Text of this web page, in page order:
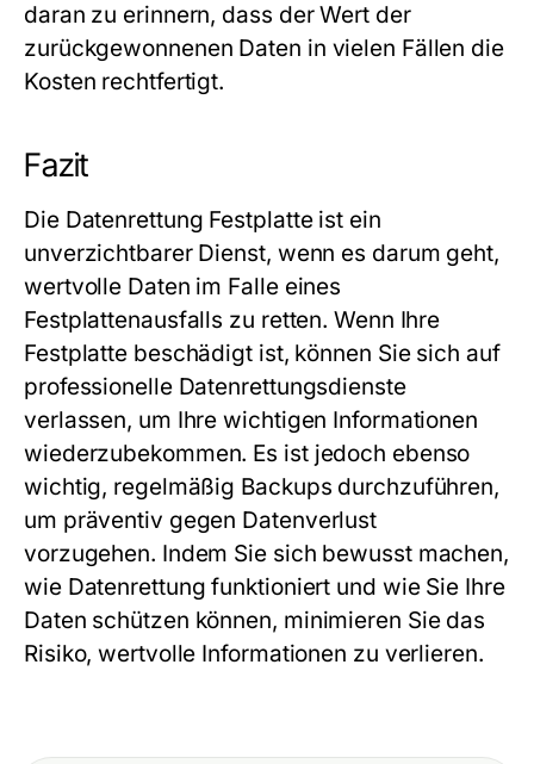
daran zu erinnern, dass der Wert der
zurückgewonnenen Daten in vielen Fällen die
Kosten rechtfertigt.
Fazit
Die Datenrettung Festplatteist ein
unverzichtbarer Dienst, wenn es darum geht,
wertvolle Daten im Falle eines
Festplattenausfalls zu retten. Wenn Ihre
Festplatte beschädigt ist, können Sie sich auf
professionelle Datenrettungsdienste
verlassen, um Ihre wichtigen Informationen
wiederzubekommen. Es ist jedoch ebenso
wichtig, regelmäßig Backups durchzuführen,
um präventiv gegen Datenverlust
vorzugehen. Indem Sie sich bewusst machen,
wie Datenrettung funktioniert und wie Sie Ihre
Daten schützen können, minimieren Sie das
Risiko, wertvolle Informationen zu verlieren.